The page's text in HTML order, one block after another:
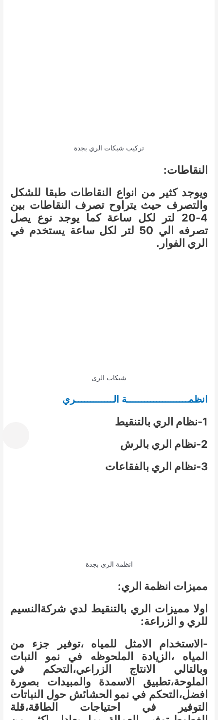
تركيب شبكات الري بجدة
النقاطات:
ويوجد كثير من انواع النقاطات طبقا للشكل
والتصرف حيث يتراوح تصرف النقاطات بين
4-20 لتر لكل ساعة
كما يوجد نوع يصل
تصرفه الي 50 لتر لكل ساعة يستخدم في
الري الفوار.
شبكات الرى
انظمـــــــــــــــــــــة الـــــــــــــري
1-نظام الري بالتنقيط
2-نظام الري بالرش
3-نظام الري بالفقاعات
انظمة الرى بجدة
مميزات انظمة الري:
اولا مميزات الري بالتنقيط لدي شركةالنسيم
للري و الزراعة:
-الاستخدام الامثل للمياه ،توفير جزء من
المياه ،الزيادة الملحوظه في نمو النبات
وبالتالي الانتاج الزراعي،التحكم في
الملوحة،تطبيق الاسمدة والمبيدات بصورة
افضل،التحكم في نمو الحشائش حول النباتات
التوفير في احتياجات الطاقة،قلة